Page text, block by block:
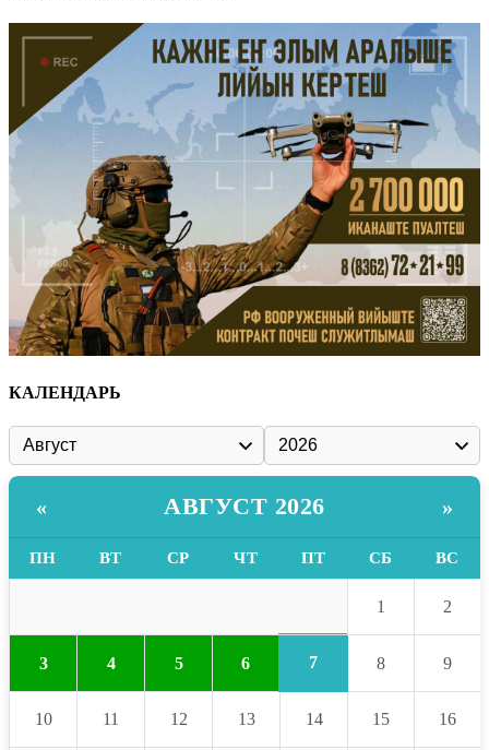
КАЛЕНДАРЬ
« АВГУСТ 2026 »
ПН ВТ СР ЧТ ПТ СБ ВС
1 2
3 4 5 6 7 8 9
10 11 12 13 14 15 16